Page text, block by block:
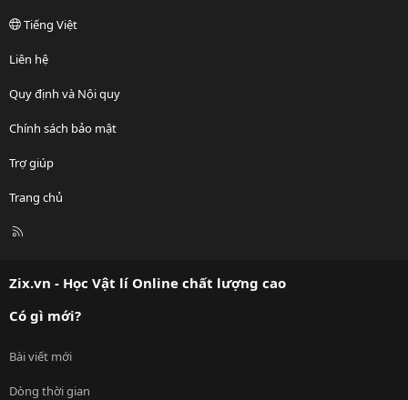
Tiếng Việt
Liên hệ
Quy định và Nội quy
Chính sách bảo mật
Trợ giúp
Trang chủ
R
Zix.vn - Học Vật lí Online chất lượng cao
Có gì mới?
Bài viết mới
Dòng thời gian